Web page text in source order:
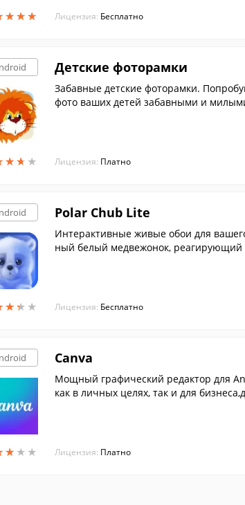
★★★
★★★ Лицензия: Бесплатно
★★ ★
★★ ★
Детские фоторамки
Забавные детские фоторамки.
фото ваших детей забавными и
Лицензия: Платно
★★ ★
★★ ★
Polar Chub Lite
Интерактивные живые обои для
ный белый медвежонок, реагирующий
Лицензия: Бесплатно
★ ★ ★
★ ★ ★
Canva
Мощный графический редактор для
как в личных целях, так и для
Лицензия: Платно